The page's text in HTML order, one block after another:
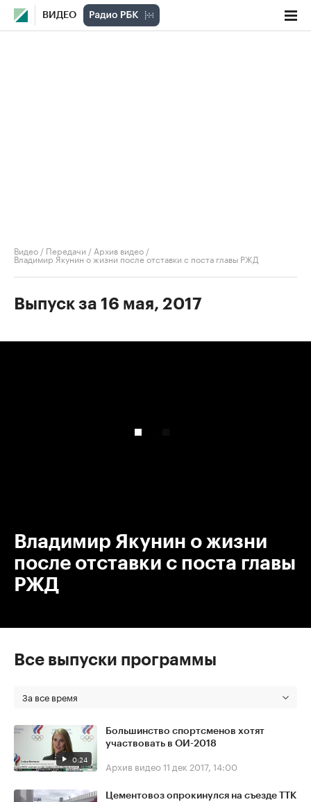
ВИДЕО
Видео / Передачи / Архив видео /
Владимир Якунин о жизни после отставки с поста главы РЖД
Выпуск за 16 мая, 2017
Владимир Якунин о жизни
после отставки с поста главы
РЖД
Все выпуски программы
За все время
0:24
Большинство спортсменов хотят
участвовать в ОИ-2018
Архив видео11 дек 2017, 14:00
Цементовоз опрокинулся на съезде ТТК